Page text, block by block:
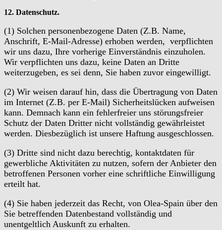
12. Datenschutz.
(1) Solchen personenbezogene Daten (Z.B. Name,
Anschrift, E-Mail-Adresse) erhoben werden, verpflichten
wir uns dazu, Ihre vorherige Einverständnis einzuholen.
Wir verpflichten uns dazu, keine Daten an Dritte
weiterzugeben, es sei denn, Sie haben zuvor eingewilligt.
(2) Wir weisen darauf hin, dass die Übertragung von Daten
im Internet (Z.B. per E-Mail) Sicherheitslücken aufweisen
kann. Demnach kann ein fehlerfreier uns störungsfreier
Schutz der Daten Dritter nicht vollständig gewährleistet
werden. Diesbezüglich ist unsere Haftung ausgeschlossen.
(3) Dritte sind nicht dazu berechtig, kontaktdaten für
gewerbliche Aktivitäten zu nutzen, sofern der Anbieter den
betroffenen Personen vorher eine schriftliche Einwilligung
erteilt hat.
(4) Sie haben jederzeit das Recht, von Olea-Spain über den
Sie betreffenden Datenbestand vollständig und
unentgeltlich Auskunft zu erhalten.